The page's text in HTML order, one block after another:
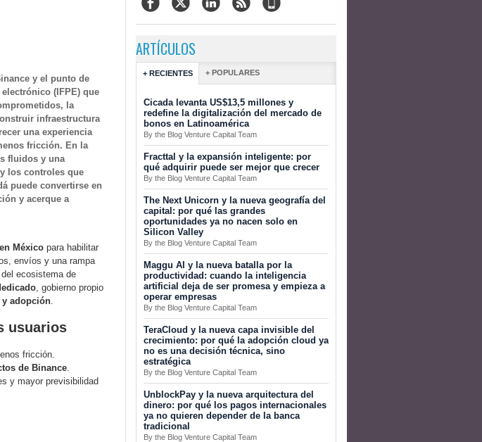
y el punto de
(IFPE) que
la
infraestructura
una experiencia
fricción. En la
fluidos y una
los controles que
puede convertirse en
y acerque a
México para habilitar
envíos y una rampa
ecosistema de
, gobierno propio
adopción.
usuarios
fricción.
de Binance.
y mayor previsibilidad
ARTÍCULOS
+ RECIENTES + POPULARES
Cicada levanta US$13,5 millones y
redefine la digitalización del mercado de
bonos en Latinoamérica
By the Blog Venture Capital Team
Fracttal y la expansión inteligente: por
qué adquirir puede ser mejor que crecer
By the Blog Venture Capital Team
The Next Unicorn y la nueva geografía del
capital: por qué las grandes
oportunidades ya no nacen solo en
Silicon Valley
By the Blog Venture Capital Team
Maggu AI y la nueva batalla por la
productividad: cuando la inteligencia
artificial deja de ser promesa y empieza a
operar empresas
By the Blog Venture Capital Team
TeraCloud y la nueva capa invisible del
crecimiento: por qué la adopción cloud ya
no es una decisión técnica, sino
estratégica
By the Blog Venture Capital Team
UnblockPay y la nueva arquitectura del
dinero: por qué los pagos internacionales
ya no quieren depender de la banca
tradicional
By the Blog Venture Capital Team